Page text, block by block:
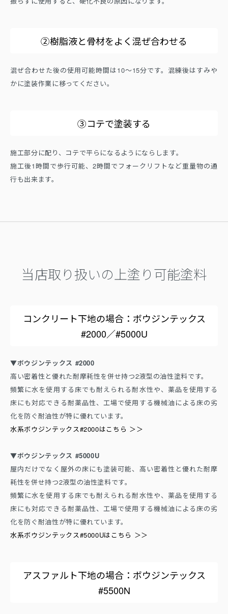
②樹脂液と骨材をよく混ぜ合わせる
混ぜ合わせた後の使用可能時間は10～15分です。混練後はすみや
かに塗装作業に移ってください。
③コテで塗装する
施工部分に配り、コテで平らになるようにならします。
施工後1時間で歩行可能、2時間でフォークリフトなど重量物の通
行も出来ます。
当店取り扱いの上塗り可能塗料
コンクリート下地の場合：ボウジンテックス
#2000／#5000U
▼ボウジンテックス #2000
高い密着性と優れた耐摩耗性を併せ持つ2液型の油性塗料です。
頻繁に水を使用する床でも耐えられる耐水性や、薬品を使用する
床にも対応できる耐薬品性、工場で使用する機械油による床の劣
化を防ぐ耐油性が特に優れています。
水系ボウジンテックス#2000はこちら ＞＞
▼ボウジンテックス #5000U
屋内だけでなく屋外の床にも塗装可能、高い密着性と優れた耐摩
耗性を併せ持つ2液型の油性塗料です。
頻繁に水を使用する床でも耐えられる耐水性や、薬品を使用する
床にも対応できる耐薬品性、工場で使用する機械油による床の劣
化を防ぐ耐油性が特に優れています。
水系ボウジンテックス#5000Uはこちら ＞＞
アスファルト下地の場合：ボウジンテックス
#5500N